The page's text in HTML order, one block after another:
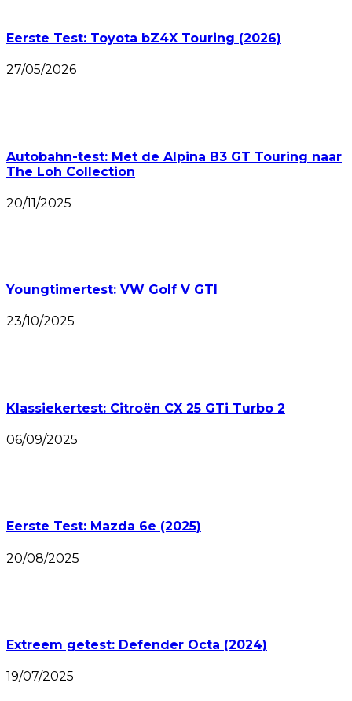
Eerste Test: Toyota bZ4X Touring (2026)
27/05/2026
Autobahn-test: Met de Alpina B3 GT Touring naar
The Loh Collection
20/11/2025
Youngtimertest: VW Golf V GTI
23/10/2025
Klassiekertest: Citroën CX 25 GTi Turbo 2
06/09/2025
Eerste Test: Mazda 6e (2025)
20/08/2025
Extreem getest: Defender Octa (2024)
19/07/2025